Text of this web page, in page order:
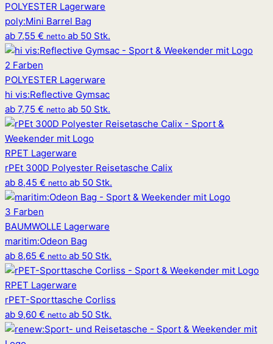
POLYESTER Lagerware
poly:Mini Barrel Bag
ab 7,55 € netto ab 50 Stk.
2 Farben
POLYESTER Lagerware
hi vis:Reflective Gymsac
ab 7,75 € netto ab 50 Stk.
RPET Lagerware
rPEt 300D Polyester Reisetasche Calix
ab 8,45 € netto ab 50 Stk.
3 Farben
BAUMWOLLE Lagerware
maritim:Odeon Bag
ab 8,65 € netto ab 50 Stk.
RPET Lagerware
rPET-Sporttasche Corliss
ab 9,60 € netto ab 50 Stk.